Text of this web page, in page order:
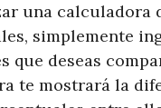
una calculadora
simplemente
que deseas
te mostrará la